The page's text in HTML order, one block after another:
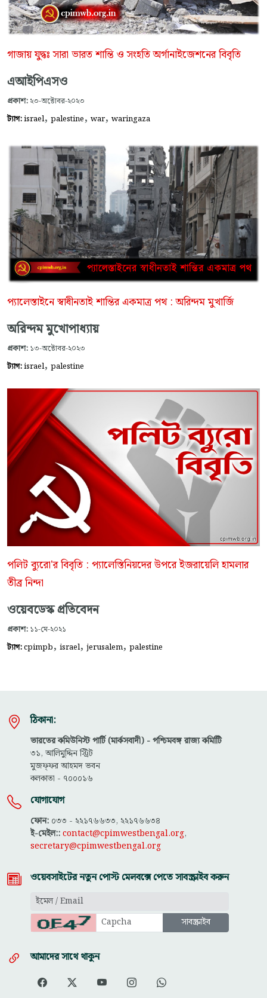
গাজায় যুদ্ধঃ সারা ভারত শান্তি ও সংহতি অর্গানাইজেশনের বিবৃতি
এআইপিএসও
প্রকাশ: ২৩-অক্টোবর-২০২৩
ট্যাগ:israel, palestine, war, waringaza
প্যালেস্তাইনে স্বাধীনতাই শান্তির একমাত্র পথ : অরিন্দম মুখার্জি
অরিন্দম মুখোপাধ্যায়
প্রকাশ: ১৩-অক্টোবর-২০২৩
ট্যাগ:israel, palestine
পলিট ব্যুরো'র বিবৃতি : প্যালেস্তিনিয়দের উপরে ইজরায়েলি হামলার
তীব্র নিন্দা
ওয়েবডেস্ক প্রতিবেদন
প্রকাশ: ১১-মে-২০২১
ট্যাগ:cpimpb, israel, jerusalem, palestine
ঠিকানা:
ভারতের কমিউনিস্ট পার্টি (মার্কসবাদী) - পশ্চিমবঙ্গ রাজ্য কমিটিি
৩১, আলিমুদ্দিন স্ট্রিট
মুজফ্ফ‌র আহমদ ভবন
কলকাতা - ৭০০০১৬
যোগাযোগ
ফোন: ০৩৩ - ২২১৭৬৬৩৩, ২২১৭৬৬৩৪
ই-মেইল::contact@cpimwestbengal.org,
secretary@cpimwestbengal.org
ওয়েবসাইটের নতুন পোস্ট মেলবক্সে পেতে সাবস্ক্রাইব করুন
আমাদের সাথে থাকুন